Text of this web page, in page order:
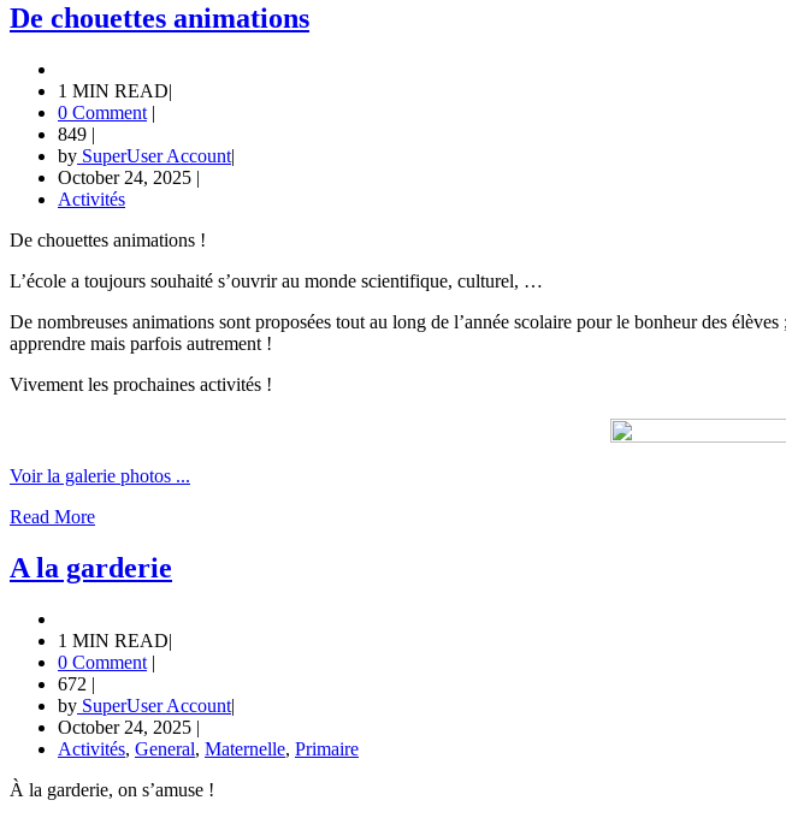
De chouettes animations
1 MIN READ|
0 Comment |
849 |
by SuperUser Account|
October 24, 2025 |
Activités
De chouettes animations !
L’école a toujours souhaité s’ouvrir au monde scientifique, culturel, …
De nombreuses animations sont proposées tout au long de l’année scolaire pour le bonheur des
apprendre mais parfois autrement !
Vivement les prochaines activités !
Voir la galerie photos ...
Read More
A la garderie
1 MIN READ|
0 Comment |
672 |
by SuperUser Account|
October 24, 2025 |
Activités, General, Maternelle, Primaire
À la garderie, on s’amuse !